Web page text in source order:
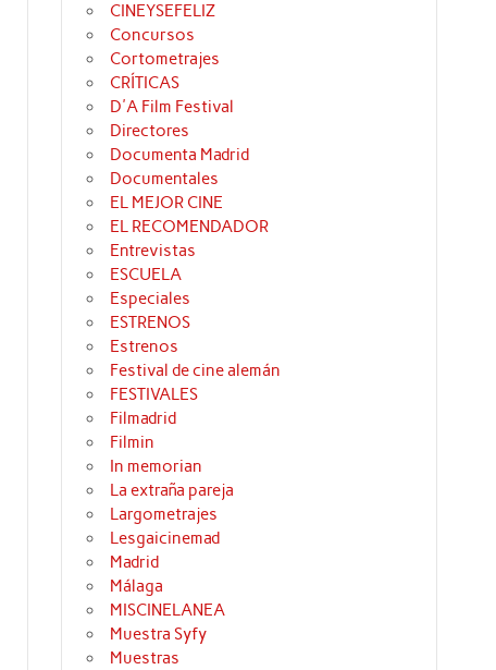
CINEYSEFELIZ
Concursos
Cortometrajes
CRÍTICAS
D'A Film Festival
Directores
Documenta Madrid
Documentales
EL MEJOR CINE
EL RECOMENDADOR
Entrevistas
ESCUELA
Especiales
ESTRENOS
Estrenos
Festival de cine alemán
FESTIVALES
Filmadrid
Filmin
In memorian
La extraña pareja
Largometrajes
Lesgaicinemad
Madrid
Málaga
MISCINELANEA
Muestra Syfy
Muestras